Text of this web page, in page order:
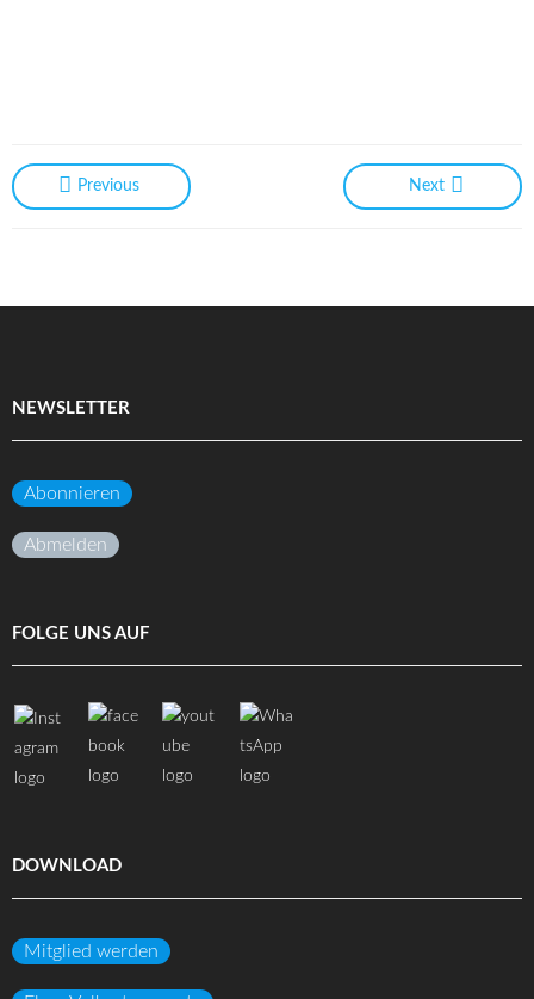
Previous Next
NEWSLETTER
Abonnieren
Abmelden
FOLGE UNS AUF
DOWNLOAD
Mitglied werden